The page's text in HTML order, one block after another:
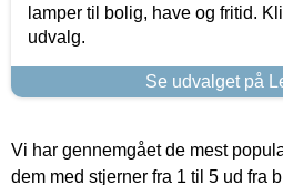
lamper til bolig, have og fritid.
udvalg.
Se udvalget på
Vi har gennemgået de mest
dem med stjerner fra 1 til 5 ud fra